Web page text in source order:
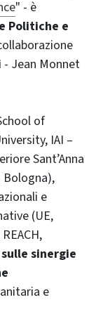
" - è
Politiche e
- Jean Monnet
of
IAI –
Sant’Anna
Bologna),
e
(UE,
sulle sinergie
e